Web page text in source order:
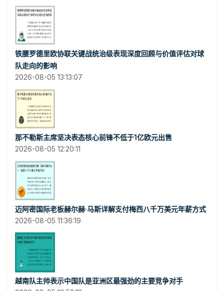
铁腰罗德里欧协联关键战统治级表现深度回顾与价值评估对球
队走向的影响
2026-08-05 13:13:07
那不勒斯主席坚决表态核心前锋不低于1亿欧元出售
2026-08-05 12:20:11
迈阿密国际老板赫尔赫·马斯详解支付梅西八千万美元年薪方式
2026-08-05 11:36:19
越南队主帅表示中国队是亚洲区最强劲的主要竞争对手